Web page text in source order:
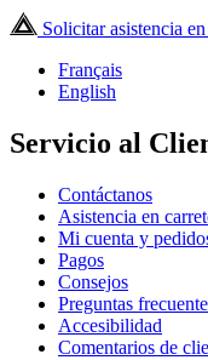
Solicitar asistencia
Français
English
Servicio al
Contáctanos
Asistencia en
Mi cuenta y
Pagos
Consejos
Preguntas
Accesibilidad
Comentarios de